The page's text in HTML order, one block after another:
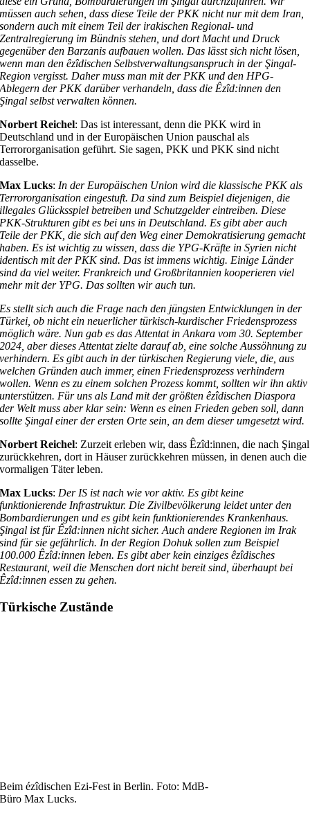
müssen auch sehen, dass diese Teile der PKK nicht nur mit dem Iran,
sondern auch mit einem Teil der irakischen Regional- und
Zentralregierung im Bündnis stehen, und dort Macht und Druck
gegenüber den Barzanis aufbauen wollen. Das lässt sich nicht lösen,
wenn man den êzîdischen Selbstverwaltungsanspruch in der Şingal-
Region vergisst. Daher muss man mit der PKK und den HPG-
Ablegern der PKK darüber verhandeln, dass die Êzîd:innen den
Şingal selbst verwalten können.
Norbert Reichel: Das ist interessant, denn die PKK wird in
Deutschland und in der Europäischen Union pauschal als
Terrororganisation geführt. Sie sagen, PKK und PKK sind nicht
dasselbe.
Max Lucks: In der Europäischen Union wird die klassische PKK als
Terrororganisation eingestuft. Da sind zum Beispiel diejenigen, die
illegales Glücksspiel betreiben und Schutzgelder eintreiben. Diese
PKK-Strukturen gibt es bei uns in Deutschland. Es gibt aber auch
Teile der PKK, die sich auf den Weg einer Demokratisierung gemacht
haben. Es ist wichtig zu wissen, dass die YPG-Kräfte in Syrien nicht
identisch mit der PKK sind. Das ist immens wichtig. Einige Länder
sind da viel weiter. Frankreich und Großbritannien kooperieren viel
mehr mit der YPG. Das sollten wir auch tun.
Es stellt sich auch die Frage nach den jüngsten Entwicklungen in der
Türkei, ob nicht ein neuerlicher türkisch-kurdischer Friedensprozess
möglich wäre. Nun gab es das Attentat in Ankara vom 30. September
2024, aber dieses Attentat zielte darauf ab, eine solche Aussöhnung zu
verhindern. Es gibt auch in der türkischen Regierung viele, die, aus
welchen Gründen auch immer, einen Friedensprozess verhindern
wollen. Wenn es zu einem solchen Prozess kommt, sollten wir ihn aktiv
unterstützen. Für uns als Land mit der größten êzîdischen Diaspora
der Welt muss aber klar sein: Wenn es einen Frieden geben soll, dann
sollte Şingal einer der ersten Orte sein, an dem dieser umgesetzt wird.
Norbert Reichel: Zurzeit erleben wir, dass Êzîd:innen, die nach Şingal
zurückkehren, dort in Häuser zurückkehren müssen, in denen auch die
vormaligen Täter leben.
Max Lucks: Der IS ist nach wie vor aktiv. Es gibt keine
funktionierende Infrastruktur. Die Zivilbevölkerung leidet unter den
Bombardierungen und es gibt kein funktionierendes Krankenhaus.
Şingal ist für Êzîd:innen nicht sicher. Auch andere Regionen im Irak
sind für sie gefährlich. In der Region Dohuk sollen zum Beispiel
100.000 Êzîd:innen leben. Es gibt aber kein einziges êzîdisches
Restaurant, weil die Menschen dort nicht bereit sind, überhaupt bei
Êzîd:innen essen zu gehen.
Türkische Zustände
Beim ézîdischen Ezi-Fest in Berlin. Foto: MdB-
Büro Max Lucks.